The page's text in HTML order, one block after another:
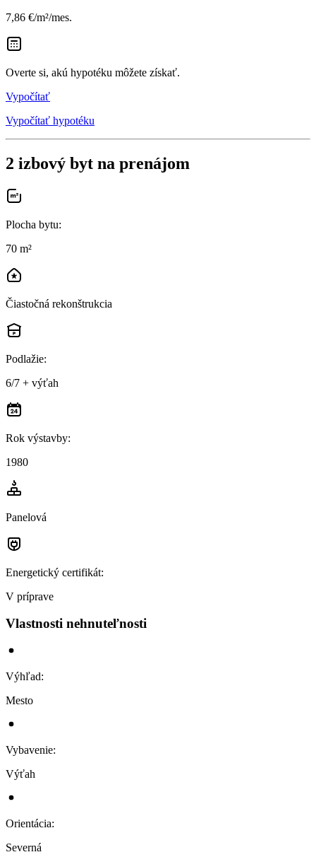
7,86 €/m²/mes.
Overte si, akú hypotéku môžete získať.
Vypočítať
Vypočítať hypotéku
2 izbový byt na prenájom
Plocha bytu:
70 m²
Čiastočná rekonštrukcia
Podlažie:
6/7 + výťah
Rok výstavby:
1980
Panelová
Energetický certifikát:
V príprave
Vlastnosti nehnuteľnosti
Výhľad:
Mesto
Vybavenie:
Výťah
Orientácia:
Severná